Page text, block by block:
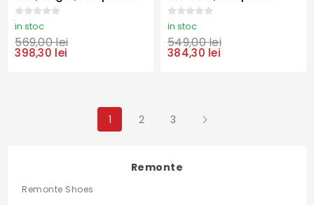
naturală REMD1W82-
00
in stoc
569,00 lei
398,30 lei
naturală REMD8657-
00
in stoc
549,00 lei
384,30 lei
1 2 3
Remonte
Remonte Shoes